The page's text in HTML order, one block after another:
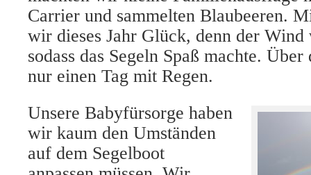
Carrier und sammelten Blaubeeren.
wir dieses Jahr Glück, denn der Wind
sodass das Segeln Spaß machte.
nur einen Tag mit Regen.
Unsere Babyfürsorge haben
wir kaum den Umständen
auf dem Segelboot